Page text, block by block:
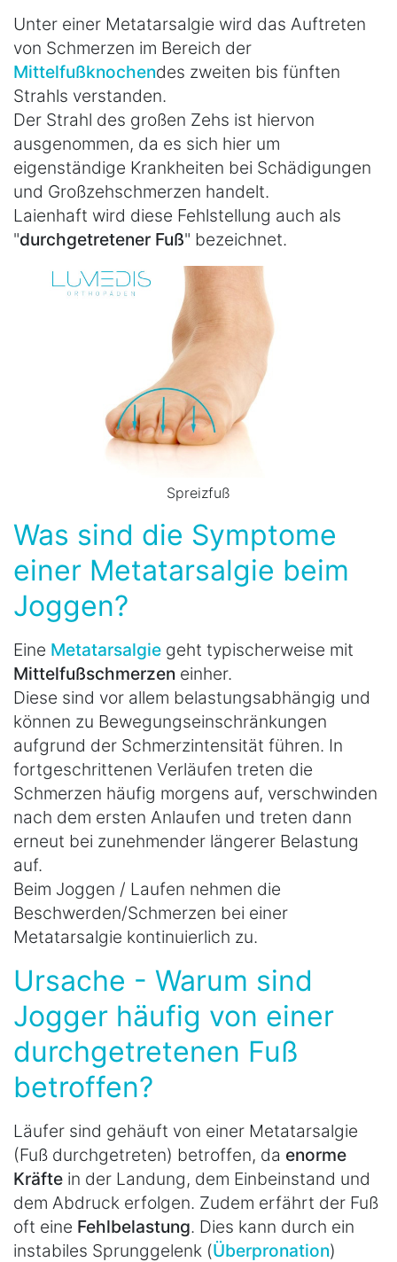
Unter einer Metatarsalgie wird das Auftreten
von Schmerzen im Bereich der
Mittelfußknochendes zweiten bis fünften
Strahls verstanden.
Der Strahl des großen Zehs ist hiervon
ausgenommen, da es sich hier um
eigenständige Krankheiten bei Schädigungen
und Großzehschmerzen handelt.
Laienhaft wird diese Fehlstellung auch als
"durchgetretener Fuß" bezeichnet.
Spreizfuß
Was sind die Symptome
einer Metatarsalgie beim
Joggen?
Eine Metatarsalgie geht typischerweise mit
Mittelfußschmerzen einher.
Diese sind vor allem belastungsabhängig und
können zu Bewegungseinschränkungen
aufgrund der Schmerzintensität führen. In
fortgeschrittenen Verläufen treten die
Schmerzen häufig morgens auf, verschwinden
nach dem ersten Anlaufen und treten dann
erneut bei zunehmender längerer Belastung
auf.
Beim Joggen / Laufen nehmen die
Beschwerden/Schmerzen bei einer
Metatarsalgie kontinuierlich zu.
Ursache - Warum sind
Jogger häufig von einer
durchgetretenen Fuß
betroffen?
Läufer sind gehäuft von einer Metatarsalgie
(Fuß durchgetreten) betroffen, da enorme
Kräfte in der Landung, dem Einbeinstand und
dem Abdruck erfolgen. Zudem erfährt der Fuß
oft eine Fehlbelastung. Dies kann durch ein
instabiles Sprunggelenk (Überpronation)